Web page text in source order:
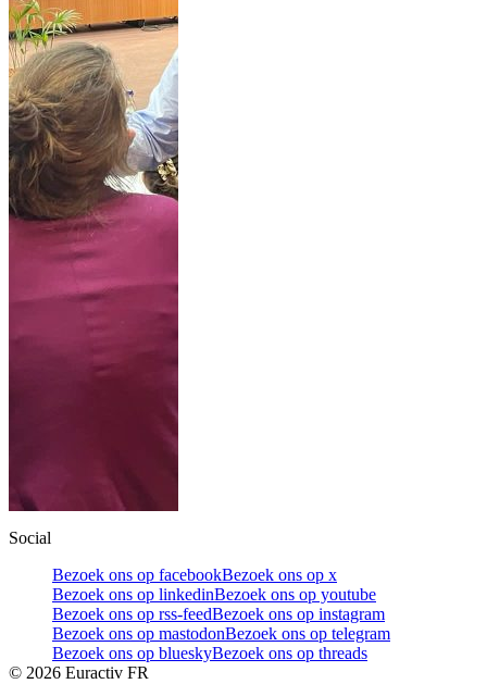
Social
Bezoek ons op facebookBezoek ons op x
Bezoek ons op linkedinBezoek ons op youtube
Bezoek ons op rss-feedBezoek ons op instagram
Bezoek ons op mastodonBezoek ons op telegram
Bezoek ons op blueskyBezoek ons op threads
© 2026 Euractiv FR